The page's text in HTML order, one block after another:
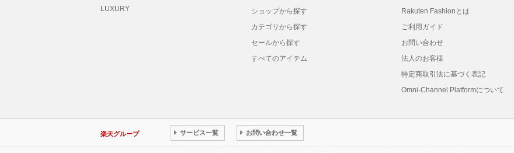
LUXURY
ショップから探す
カテゴリから探す
セールから探す
すべてのアイテム
Rakuten Fashionとは
ご利用ガイド
お問い合わせ
法人のお客様
特定商取引法に基づく表記
Omni-Channel Platformについて
楽天グループ サービス一覧 お問い合わせ一覧